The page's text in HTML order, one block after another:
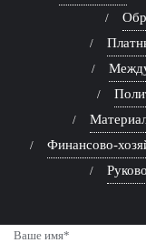
Финансово-
Ваше имя*